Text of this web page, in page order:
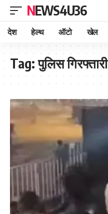
NEWS4U36
देश हेल्थ ऑटो खेल
Tag:पुलिस गिरफ्तारी